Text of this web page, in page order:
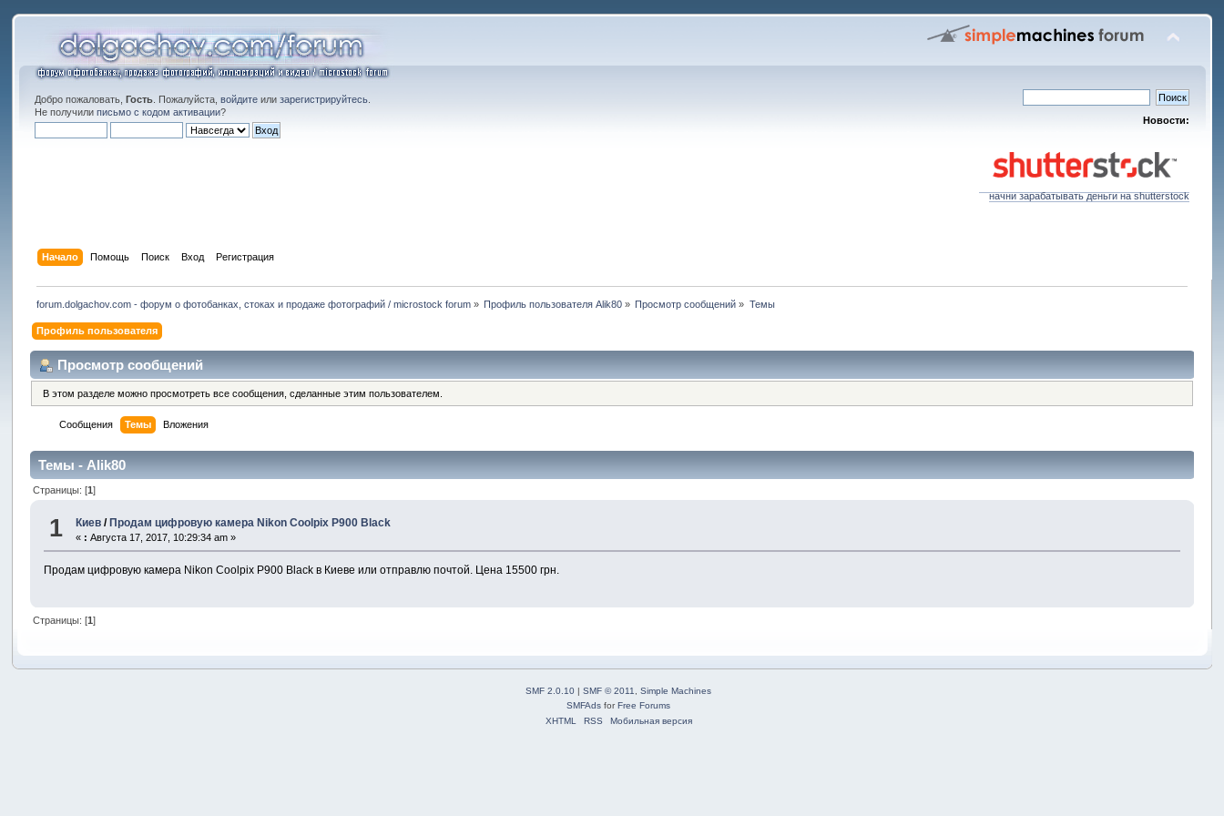
Добро пожаловать,Гость . Пожалуйста,войдите илизарегистрируйтесь
Не получилиписьмо с кодом активации?
Новости:
начни зарабатывать деньги на shutterstock
Начало Помощь Поиск Вход Регистрация
forum.dolgachov.com - форум о фотобанках, стоках и продаже фотографий / microstock forum» Профиль пользователя Alik80 » Просмотр сообщений » Темы
Профиль пользователя
Просмотр сообщений
В этом разделе можно просмотреть все сообщения, сделанные этим пользователем.
Сообщения Темы Вложения
Темы - Alik80
Страницы: [1]
1 Киев/ Продам цифровую камера Nikon Coolpix P900 Black
« : Августа 17, 2017, 10:29:34 am »
Продам цифровую камера Nikon Coolpix P900 Black в Киеве или отправлю почтой. Цена 15500 грн.
Страницы: [1]
SMF 2.0.10 |SMF © 2011 ,Simple Machines
SMFAds forFree Forums
XHTML
RSS Мобильная версия